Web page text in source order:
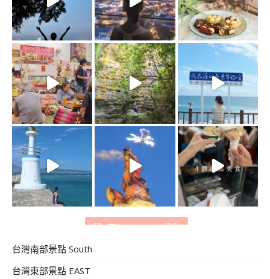
在 Instagram 上追蹤
台灣南部景點 South
台灣東部景點 EAST